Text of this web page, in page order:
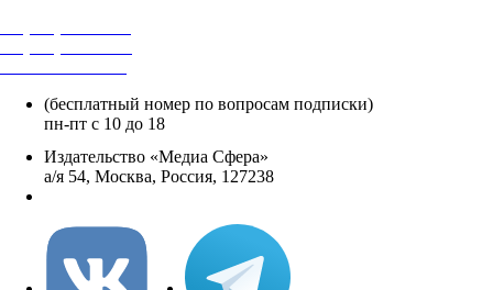
(бесплатный номер по вопросам подписки)
пн-пт с 10 до 18
Издательство «Медиа Сфера»
а/я 54, Москва, Россия, 127238